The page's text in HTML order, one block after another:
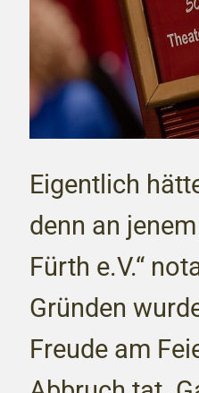
Eigentlich
denn an
Fürth e.V.“
Gründen
Freude am